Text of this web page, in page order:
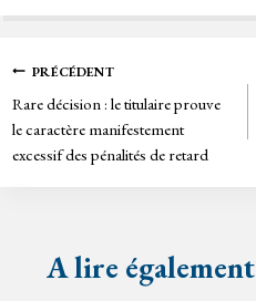
Navigation
de
l’article
PRÉCÉDENT
Rare décision : le titulaire prouve
le caractère manifestement
excessif des pénalités de retard
A lire également